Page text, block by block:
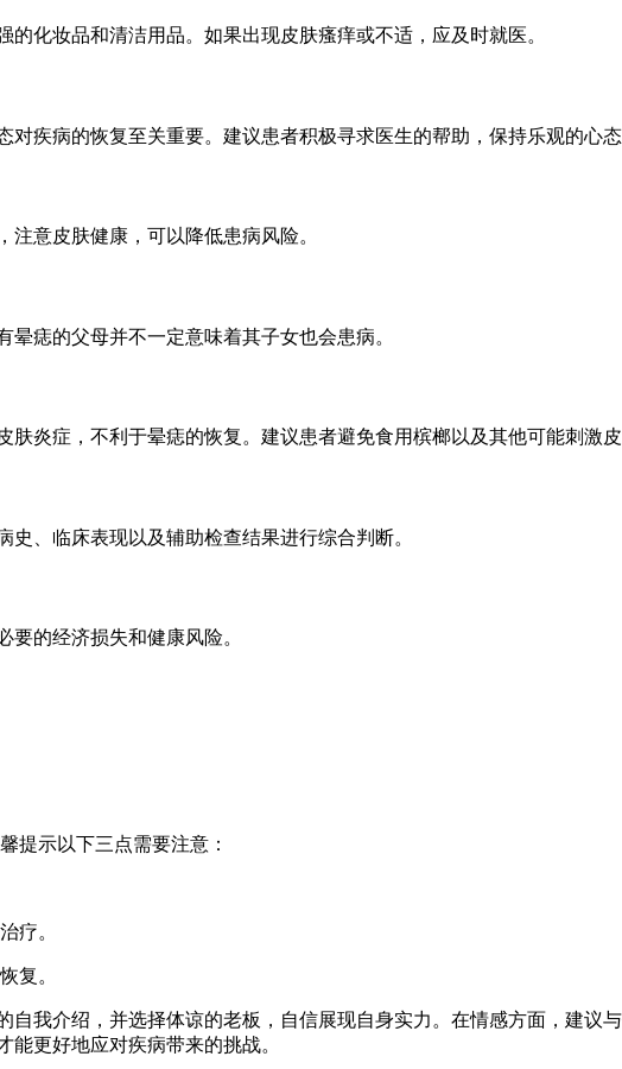
化妆品和清洁用品。如果出现皮肤瘙痒或不适，应及时就医。
疾病的恢复至关重要。建议患者积极寻求医生的帮助，保持乐观的心态
意皮肤健康，可以降低患病风险。
痣的父母并不一定意味着其子女也会患病。
炎症，不利于晕痣的恢复。建议患者避免食用槟榔以及其他可能刺激皮
、临床表现以及辅助检查结果进行综合判断。
的经济损失和健康风险。
提示以下三点需要注意：
疗。
复。
我介绍，并选择体谅的老板，自信展现自身实力。在情感方面，建议
更好地应对疾病带来的挑战。